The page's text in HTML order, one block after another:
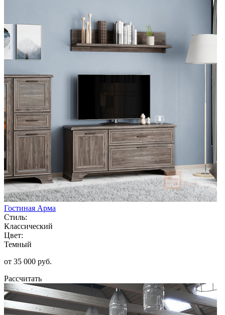
Гостиная Арма
Стиль:
Классический
Цвет:
Темный
от 35 000 руб.
Рассчитать